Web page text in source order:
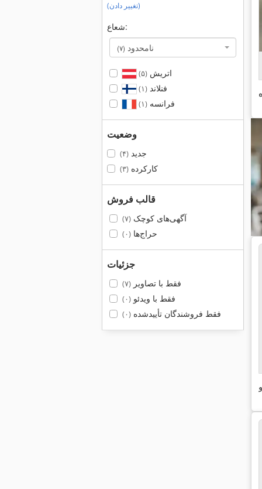
(تغییر دادن)
شعاع:
نامحدود (۷)
اتریش(۵)
فنلاند(۱)
فرانسه(۱)
وضعیت
جدید(۴)
کارکرده(۳)
قالب فروش
آگهی‌های کوچک(۷)
حراج‌ها(۰)
جزئیات
فقط با تصاویر(۷)
فقط با ویدئو(۰)
فقط فروشندگان تأییدشده(۰)